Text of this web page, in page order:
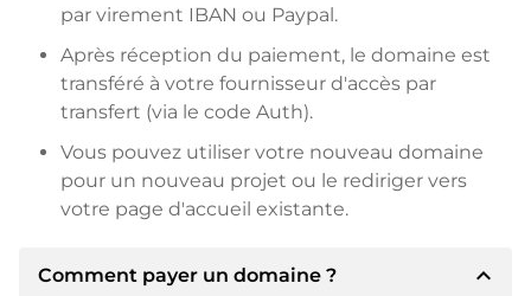
par virement IBAN ou Paypal.
Après réception du paiement, le domaine est
transféré à votre fournisseur d'accès par
transfert (via le code Auth).
Vous pouvez utiliser votre nouveau domaine
pour un nouveau projet ou le rediriger vers
votre page d'accueil existante.
Comment payer un domaine ? expand_less